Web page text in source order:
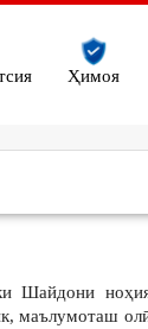
Ҳимоя
Шайдони
маълумоташ